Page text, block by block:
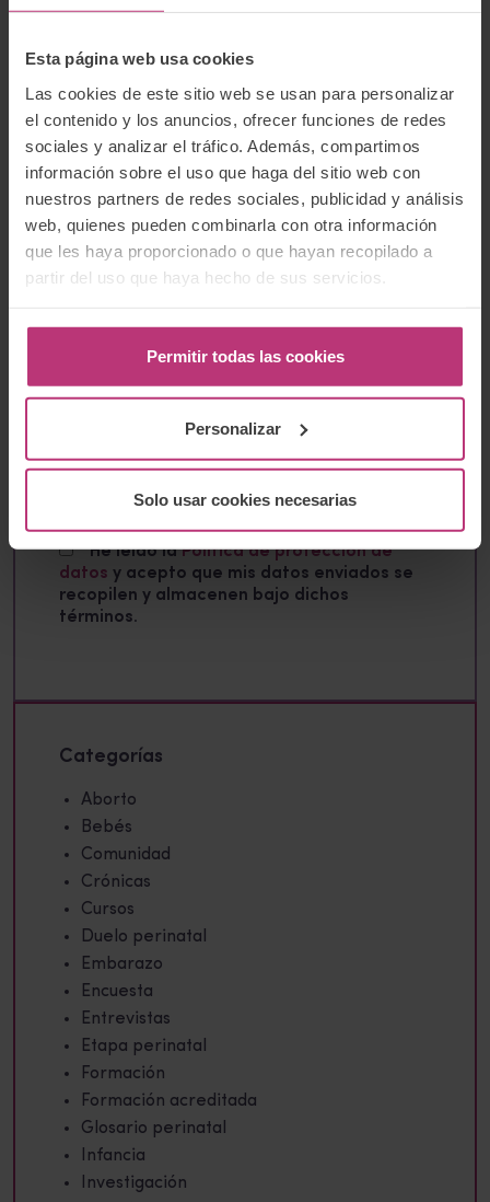
Esta página web usa cookies
Las cookies de este sitio web se usan para personalizar
el contenido y los anuncios, ofrecer funciones de redes
sociales y analizar el tráfico. Además, compartimos
información sobre el uso que haga del sitio web con
nuestros partners de redes sociales, publicidad y análisis
web, quienes pueden combinarla con otra información
que les haya proporcionado o que hayan recopilado a
partir del uso que haya hecho de sus servicios.
Permitir todas las cookies
Personalizar
Solo usar cookies necesarias
Buscador:
Buscar
Suscríbete a nuestro boletín para recibir las
Instituto Europeo de Salud Mental Perinatal.
He leído laPolítica de protección de
datos y acepto que mis datos enviados se
recopilen y almacenen bajo dichos
términos.
Categorías
Aborto
Bebés
Comunidad
Crónicas
Cursos
Duelo perinatal
Embarazo
Encuesta
Entrevistas
Etapa perinatal
Formación
Formación acreditada
Glosario perinatal
Infancia
Investigación